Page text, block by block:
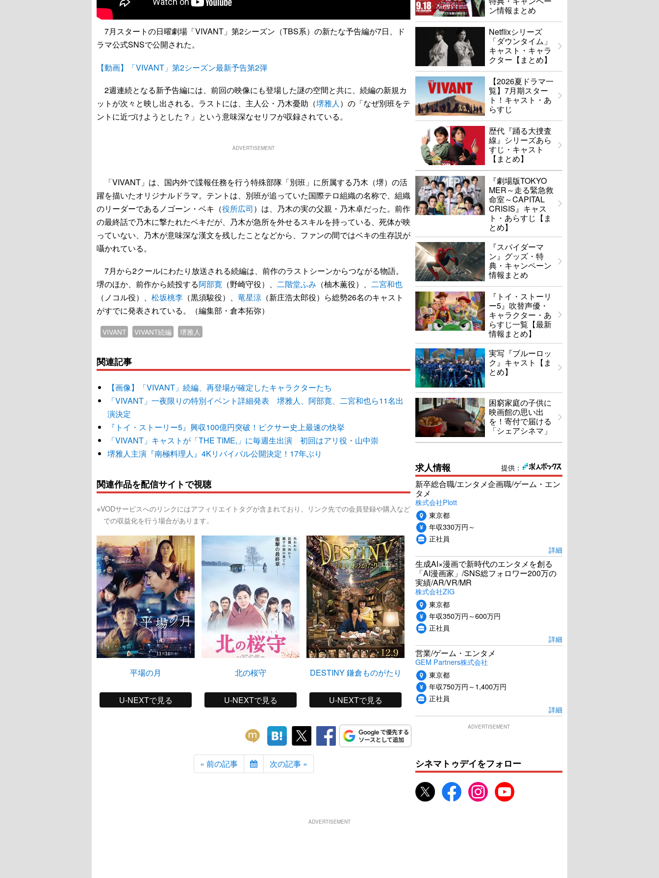
7月スタートの日曜劇場「VIVANT」第2シーズン（TBS系）の新たな予告編が7日、ド
ラマ公式SNSで公開された。
【動画】「VIVANT」第2シーズン最新予告第2弾
2週連続となる新予告編には、前回の映像にも登場した謎の空間と共に、続編の新規カ
ットが次々と映し出される。ラストには、主人公・乃木憂助（堺雅人）の「なぜ別班をテ
ントに近づけようとした？」という意味深なセリフが収録されている。
ADVERTISEMENT
「VIVANT」は、国内外で諜報任務を行う特殊部隊「別班」に所属する乃木（堺）の活
躍を描いたオリジナルドラマ。テントは、別班が追っていた国際テロ組織の名称で、組織
のリーダーであるノゴーン・ベキ（役所広司）は、乃木の実の父親・乃木卓だった。前作
の最終話で乃木に撃たれたベキだが、乃木が急所を外せるスキルを持っている、死体が映
っていない、乃木が意味深な漢文を残したことなどから、ファンの間ではベキの生存説が
囁かれている。
7月から2クールにわたり放送される続編は、前作のラストシーンからつながる物語。
堺のほか、前作から続投する阿部寛 （野崎守役）、 二階堂ふみ （柚木薫役）、 二宮和也
（ノコル役）、 松坂桃李 （黒須駿役）、 竜星涼 （新庄浩太郎役）ら総勢26名のキャスト
がすでに発表されている。（編集部・倉本拓弥）
VIVANT VIVANT続編 堺雅人
関連記事
【画像】「VIVANT」続編、再登場が確定したキャラクターたち
「VIVANT」一夜限りの特別イベント詳細発表 堺雅人、阿部寛、二宮和也ら11名出
演決定
『トイ・ストーリー5』興収100億円突破！ピクサー史上最速の快挙
「VIVANT」キャストが「THE TIME,」に毎週生出演 初回はアリ役・山中崇
堺雅人主演『南極料理人』4Kリバイバル公開決定！17年ぶり
関連作品を配信サイトで視聴
※VODサービスへのリンクにはアフィリエイトタグが含まれており、リンク先での会員登録や購入など
での収益化を行う場合があります。
平場の月
U-NEXTで見る
北の桜守
U-NEXTで見る
DESTINY 鎌倉ものがたり
U-NEXTで見る
大奥～永遠～[右衛門佐・綱
吉篇]
U-NEXTで見る
« 前の記事 次の記事 »
ン情報まとめ
Netflixシリーズ
「ダウンタイム」
キャスト・キャラ
クター【まとめ】
【2026夏ドラマ一
覧】7月期スター
ト！キャスト・あ
らすじ
歴代『踊る大捜査
線』シリーズあら
すじ・キャスト
【まとめ】
『劇場版TOKYO
MER～走る緊急救
命室～CAPITAL
CRISIS』キャス
ト・あらすじ【ま
とめ】
『スパイダーマ
ン』グッズ・特
典・キャンペーン
情報まとめ
『トイ・ストーリ
ー5』吹替声優・
キャラクター・あ
らすじ一覧【最新
情報まとめ】
実写『ブルーロッ
ク』キャスト【ま
とめ】
困窮家庭の子供に
映画館の思い出
を！寄付で届ける
「シェアシネマ」
提供：
求人情報
新卒総合職/エンタメ企画職/ゲーム・エン
タメ
株式会社Plott
東京都
年収330万円～
正社員
詳細
生成AI×漫画で新時代のエンタメを創る
「AI漫画家」/SNS総フォロワー200万の
実績/AR/VR/MR
株式会社ZIG
東京都
年収350万円～600万円
正社員
詳細
営業/ゲーム・エンタメ
GEM Partners株式会社
東京都
年収750万円～1,400万円
正社員
詳細
ADVERTISEMENT
シネマトゥデイをフォロー
ADVERTISEMENT